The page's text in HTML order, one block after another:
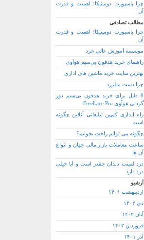
چرا پاسپورت دومینیکا؛ اهمیت و قدرت
آن
مطالب تصادفی
چرا پاسپورت دومینیکا؛ اهمیت و قدرت
آن
موسسه آموزش عالی خرد
راهنمای خرید هدفون بی‌سیم هوآوی
بهترین سایت خرید ماشین های اداری
چرا دست میلرزد
8 دلیل برای خرید هدفون بی‌سیم دور
گردنی هوآوی FreeLace Pro
راه اندازی کمپین تبلیغاتی آنلاین چگونه
است
چگونه می توانم راحت بخوابم؟
ساعت معاملات بازار مالی جهان و انواع
آن ها
درد لمینت دندان چقدر است و آیا خیلی
درد دارد
آرشیو
اردیبهشت ۱۴۰۱
دی ۱۴۰۲
آبان ۱۴۰۲
فروردین ۱۴۰۲
آذر ۱۴۰۱